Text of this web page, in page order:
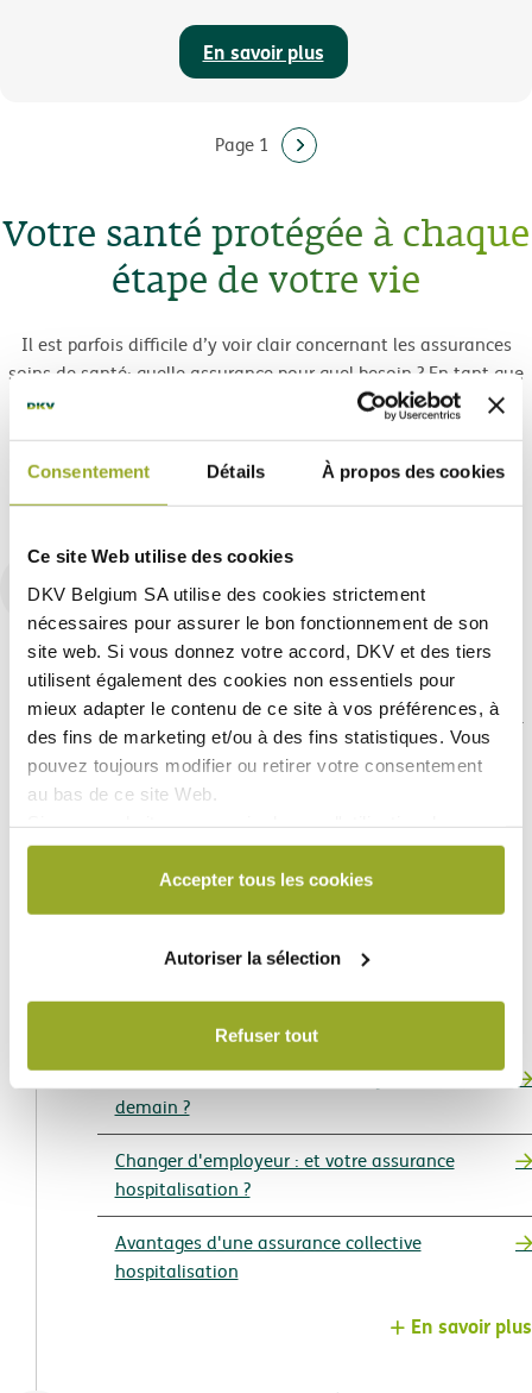
Consentement Détails À propos des cookies
Ce site Web utilise des cookies
DKV Belgium SA utilise des cookies strictement
nécessaires pour assurer le bon fonctionnement de son
site web. Si vous donnez votre accord, DKV et des tiers
utilisent également des cookies non essentiels pour
mieux adapter le contenu de ce site à vos préférences, à
des fins de marketing et/ou à des fins statistiques. Vous
pouvez toujours modifier ou retirer votre consentement
au bas de ce site Web.
cookies par DKV ou sur la manière de bloquer et/ou de
supprimer les cookies, veuillez consulter notre
déclaration relative aux cookies, disponible au bas de
Accepter tous les cookies
Autoriser la sélection
Refuser tout
En savoir plus
Page 1
Votre santé protégée à chaque
étape de votre vie
Il est parfois difficile d’y voir clair concernant les assurances
soins de santé: quelle assurance pour quel besoin ? En tant que
leader du marché en Belgique, nous souhaitons partager avec
vous notre expérience quant aux besoins qui se font sentir à
certains moments charnières de la vie. Voici quelques pistes de
réflexion.
1
Vos premiers pas dans la vie
active !
Votre premier boulot. Une page se tourne, un
nouveau monde s’ouvre à vous. Mais qui dit
nouvelles opportunités dit nouvelles responsabilités.
Pour les pouvoirs publics, vous devez désormais être
capable de vous prendre en charge vous-même.
Les premiers pas dans la vie active peuvent vous
même temps : se trouver un toit, payer ses impôts,
prévoir son transport, régler les petits et plus gros
moment idéal pour penser au futur. En cas de
maladie ou d’accident, il faudra aussi penser à
assurer sa santé !
Quelles assurances de santé, aujourd'hui et
demain ?
Changer d'employeur : et votre assurance
hospitalisation ?
Avantages d'une assurance collective
hospitalisation
En savoir plus